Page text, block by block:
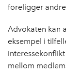
foreligger
Advokaten kan
eksempel i
interessekonflikt
mellom